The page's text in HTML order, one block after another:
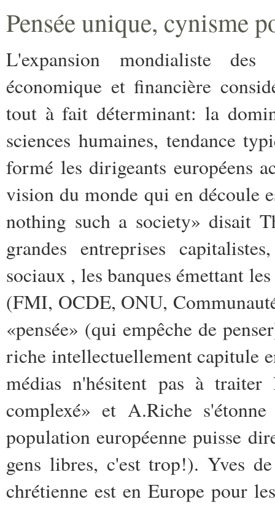
Pensée unique, cynisme
L'expansion mondialiste
économique et financière
tout à fait déterminant: la
sciences humaines, tendance
formé les dirigeants européens
vision du monde qui en découle
nothing such a society» disait
grandes entreprises
sociaux , les banques émettant
(FMI, OCDE, ONU,
«pensée» (qui empêche de
riche intellectuellement capitule
médias n'hésitent pas à
complexé» et A.Riche
population européenne puisse
gens libres, c'est trop!). Yves
chrétienne est en Europe pour